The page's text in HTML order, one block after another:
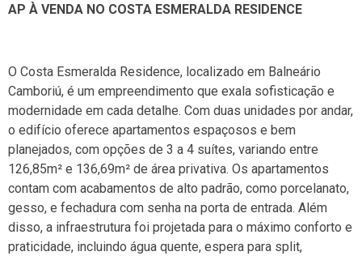
AP À VENDA NO COSTA ESMERALDA RESIDENCE
O Costa Esmeralda Residence, localizado em Balneário
Camboriú, é um empreendimento que exala sofisticação e
modernidade em cada detalhe. Com duas unidades por andar,
o edifício oferece apartamentos espaçosos e bem
planejados, com opções de 3 a 4 suítes, variando entre
126,85m² e 136,69m² de área privativa. Os apartamentos
contam com acabamentos de alto padrão, como porcelanato,
gesso, e fechadura com senha na porta de entrada. Além
disso, a infraestrutura foi projetada para o máximo conforto e
praticidade, incluindo água quente, espera para split,